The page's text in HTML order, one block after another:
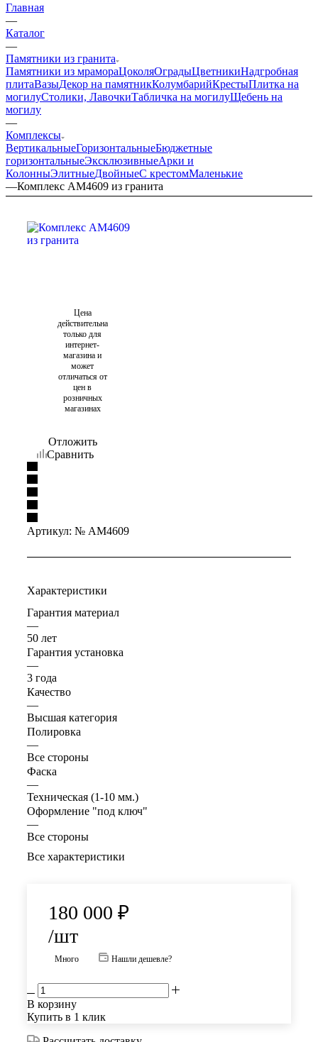
Главная
—
Каталог
—
Памятники из гранита
Памятники из мрамораЦоколяОградыЦветникиНадгробная
плитаВазыДекор на памятникКолумбарийКрестыПлитка на
могилуСтолики, ЛавочкиТабличка на могилуЩебень на
могилу
—
Комплексы
ВертикальныеГоризонтальныеБюджетные
горизонтальныеЭксклюзивныеАрки и
КолонныЭлитныеДвойныеС крестомМаленькие
—Комплекс AM4609 из гранита
Цена
действительна
только для
интернет-
магазина и
может
отличаться от
цен в
розничных
магазинах
Отложить
Сравнить
Артикул: № AM4609
Характеристики
Гарантия материал
—
50 лет
Гарантия установка
—
3 года
Качество
—
Высшая категория
Полировка
—
Все стороны
Фаска
—
Техническая (1-10 мм.)
Оформление "под ключ"
—
Все стороны
Все характеристики
180 000 ₽
/шт
Много Нашли дешевле?
В корзину
Купить в 1 клик